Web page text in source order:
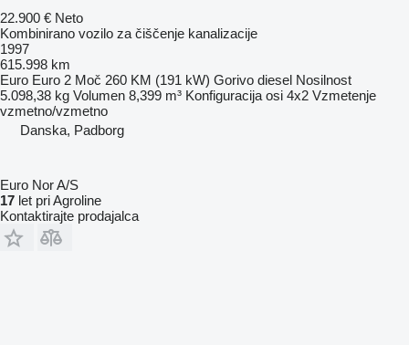
22.900 € Neto
Kombinirano vozilo za čiščenje kanalizacije
1997
615.998 km
Euro Euro 2 Moč 260 KM (191 kW) Gorivo diesel Nosilnost
5.098,38 kg Volumen 8,399 m³ Konfiguracija osi 4x2 Vzmetenje
vzmetno/vzmetno
Danska, Padborg
Euro Nor A/S
17 let pri Agroline
Kontaktirajte prodajalca